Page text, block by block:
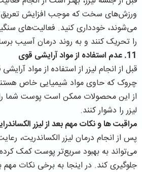
ورزش‌های سخت که موجب افزایش
می‌شوند، خودداری کنید. فعالیت‌های
را تحریک کنند و به روند درمان آسیب
11. عدم استفاده از مواد آرایشی قوی
قبل از انجام لیزر از استفاده از مواد
چروک که حاوی مواد شیمیایی خاص
از این محصولات ممکن است پوست شما
لیزر را دشوار کنند.
مراقبت ‌ها و نكات مهم بعد از ليزر
پس از انجام درمان لیزر الکساندریت،
می‌تواند به بهبود سریع‌تر پوست کمک
جلوگیری کند. در اینجا به برخی نکات مهم